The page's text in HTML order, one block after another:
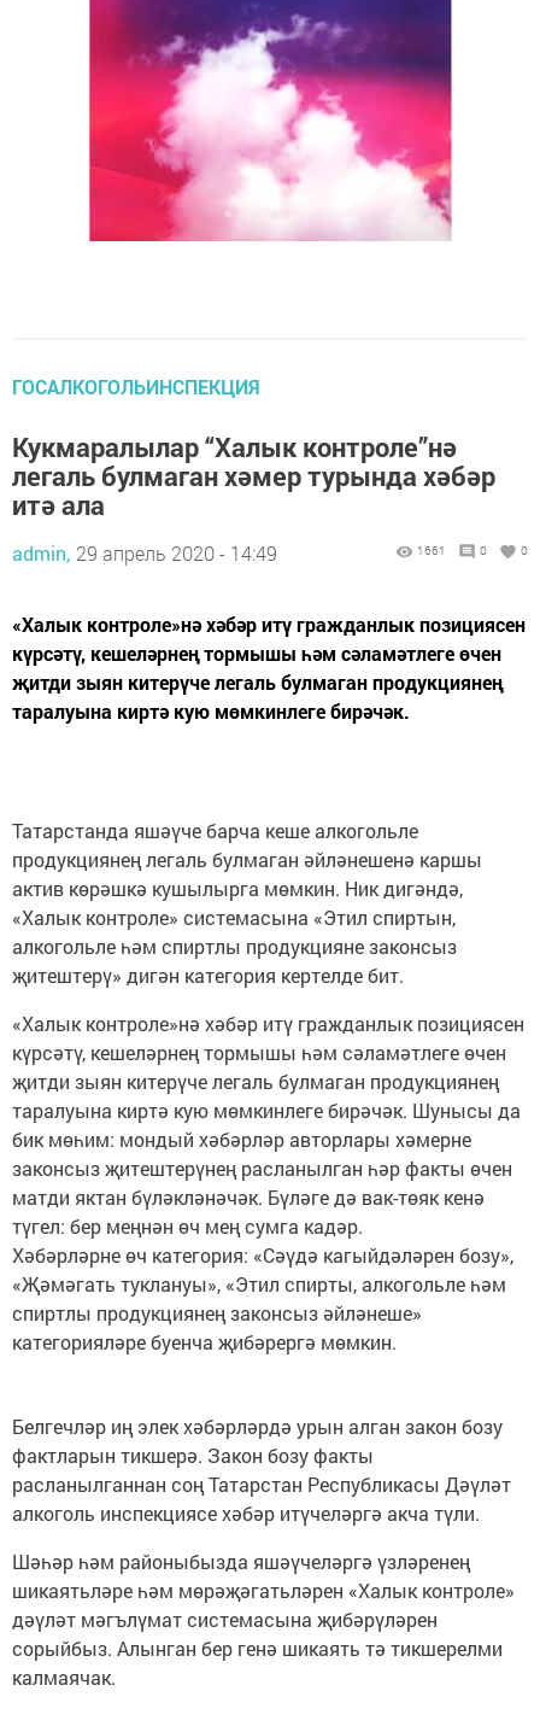
ГОСАЛКОГОЛЬИНСПЕКЦИЯ
Кукмаралылар “Халык контроле”нә
легаль булмаган хәмер турында хәбәр
итә ала
admin, 29 апрель 2020 - 14:49 1661 0 0
«Халык контроле»нә хәбәр итү гражданлык позициясен
күрсәтү, кешеләрнең тормышы һәм сәламәтлеге өчен
җитди зыян китерүче легаль булмаган продукциянең
таралуына киртә кую мөмкинлеге бирәчәк.
Татарстанда яшәүче барча кеше алкогольле
продукциянең легаль булмаган әйләнешенә каршы
актив көрәшкә кушылырга мөмкин. Ник дигәндә,
«Халык контроле» системасына «Этил спиртын,
алкогольле һәм спиртлы продукцияне законсыз
җитештерү» дигән категория кертелде бит.
«Халык контроле»нә хәбәр итү гражданлык позициясен
күрсәтү, кешеләрнең тормышы һәм сәламәтлеге өчен
җитди зыян китерүче легаль булмаган продукциянең
таралуына киртә кую мөмкинлеге бирәчәк. Шунысы да
бик мөһим: мондый хәбәрләр авторлары хәмерне
законсыз җитештерүнең расланылган һәр факты өчен
матди яктан бүләкләнәчәк. Бүләге дә вак-төяк кенә
түгел: бер меңнән өч мең сумга кадәр.
Хәбәрләрне өч категория: «Сәүдә кагыйдәләрен бозу»,
«Җәмәгать туклануы», «Этил спирты, алкогольле һәм
спиртлы продукциянең законсыз әйләнеше»
категорияләре буенча җибәрергә мөмкин.
Белгечләр иң элек хәбәрләрдә урын алган закон бозу
фактларын тикшерә. Закон бозу факты
расланылганнан соң Татарстан Республикасы Дәүләт
алкоголь инспекциясе хәбәр итүчеләргә акча түли.
Шәһәр һәм районыбызда яшәүчеләргә үзләренең
шикаятьләре һәм мөрәҗәгатьләрен «Халык контроле»
дәүләт мәгълүмат системасына җибәрүләрен
сорыйбыз. Алынган бер генә шикаять тә тикшерелми
калмаячак.